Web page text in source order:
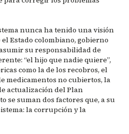
nunca ha tenido una visión
Estado colombiano, gobierno
su responsabilidad de
“el hijo que nadie quiere”,
como la de los recobros, el
medicamentos no cubiertos, la
actualización del Plan
se suman dos factores que, a su
la corrupción y la